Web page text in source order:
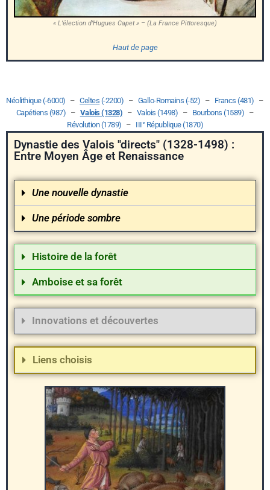
« L’élection d’Hugues Capet » – (La France Pittoresque)
Haut de page
Néolithique (-6000) –Celtes (-2200) – Gallo-Romains (-52) – Francs (481) –
Capétiens (987) – Valois (1328) – Valois (1498) – Bourbons (1589) –
Révolution (1789) – III° République (1870)
Dynastie des Valois "directs" (1328-1498) :
Entre Moyen Âge et Renaissance
Une nouvelle dynastie
Une période sombre
Histoire de la forêt
Amboise et sa forêt
Innovations et découvertes
Liens choisis